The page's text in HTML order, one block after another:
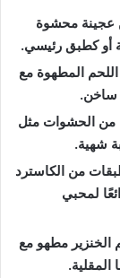
عجينة محشوة
أو كطبق رئيسي.
المطهوة مع
ساخن.
من الحشوات مثل
شهية.
من الكاسترد
لمحبي
الخنزير مطهو مع
المقلية.